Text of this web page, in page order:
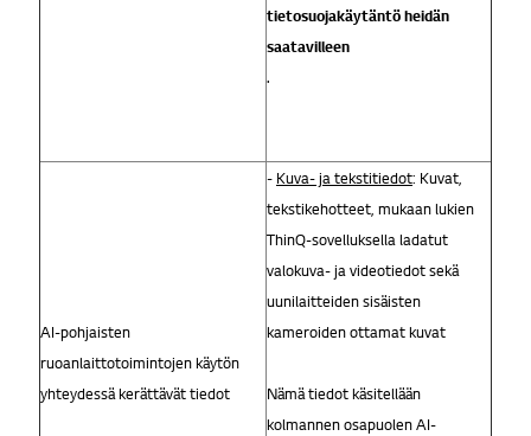
tietosuojakäytäntö heidän
saatavilleen
.
AI-pohjaisten
ruoanlaittotoimintojen käytön
yhteydessä kerättävät tiedot
- Kuva- ja tekstitiedot: Kuvat,
tekstikehotteet, mukaan lukien
ThinQ-sovelluksella ladatut
valokuva- ja videotiedot sekä
uunilaitteiden sisäisten
kameroiden ottamat kuvat
Nämä tiedot käsitellään
kolmannen osapuolen AI-